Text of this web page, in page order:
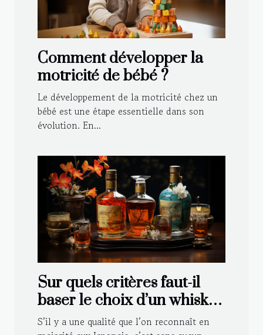
Comment développer la
motricité de bébé ?
Le développement de la motricité chez un
bébé est une étape essentielle dans son
évolution. En...
Sur quels critères faut-il
baser le choix d’un whisky
japonais ?
S’il y a une qualité que l’on reconnaît en